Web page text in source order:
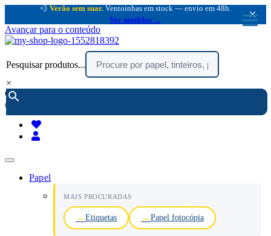
💨 Verão sem suar. Ventoinhas em stock — envio em 48h.
Ver modelos →
×
Avançar para o conteúdo
Pesquisar produtos...
×
encomendar por telefone :
(chamada rede fixa nacional)
Papel
MAIS PROCURADAS
Etiquetas Papel fotocópia